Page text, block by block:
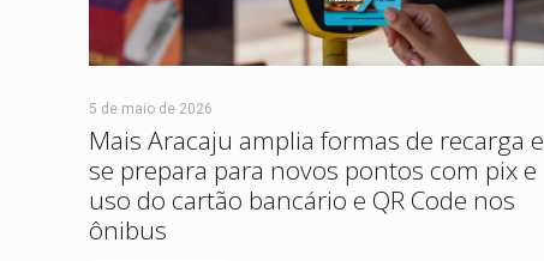
5 de maio de 2026
Mais Aracaju amplia formas de recarga e
se prepara para novos pontos com pix e
uso do cartão bancário e QR Code nos
ônibus